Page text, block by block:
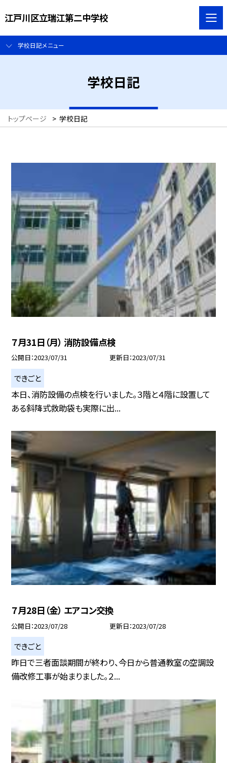
江戸川区立瑞江第二中学校
学校日記メニュー
学校日記
トップページ > 学校日記
７月31日（月） 消防設備点検
公開日 2023/07/31 更新日 2023/07/31
できごと
本日、消防設備の点検を行いました。３階と４階に設置して
ある斜降式救助袋も実際に出...
７月28日（金） エアコン交換
公開日 2023/07/28 更新日 2023/07/28
できごと
昨日で三者面談期間が終わり、今日から普通教室の空調設
備改修工事が始まりました。２...